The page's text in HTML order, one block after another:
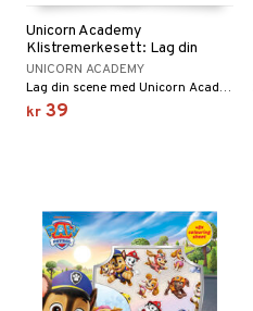
Unicorn Academy
Klistremerkesett: Lag din
scene
UNICORN ACADEMY
Lag din scene med Unicorn Academy!
kr 39